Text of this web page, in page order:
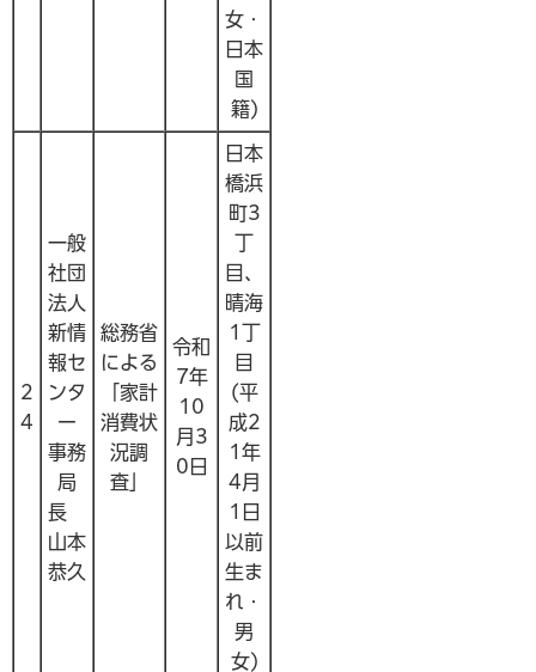
女・
日本
国
籍)
2
4
一般
社団
法人
新情
報セ
ンタ
ー
事務
局
長
山本
恭久
総務省
による
「家計
消費状
況調
査」
令和
7年
10
月3
0日
日本
橋浜
町3
丁
目、
晴海
1丁
目
(平
成2
1年
4月
1日
以前
生ま
れ・
男
女)